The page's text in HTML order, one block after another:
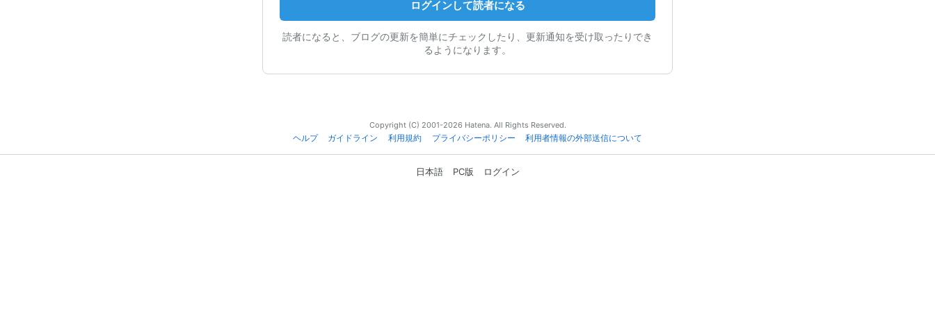
ログインして読者になる
読者になると、ブログの更新を簡単にチェックしたり、更新通知を受け取ったりでき
るようになります。
Copyright (C) 2001-2026 Hatena. All Rights Reserved.
ヘルプ
ガイドライン 利用規約 プライバシーポリシー 利用者情報の外部送信について
日本語 PC版 ログイン